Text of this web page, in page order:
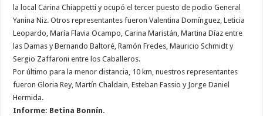
la local Carina Chiappetti y ocupó el tercer puesto de podio General
Yanina Niz. Otros representantes fueron Valentina Domínguez, Leticia
Leopardo, María Flavia Ocampo, Carina Maristán, Martina Díaz entre
las Damas y Bernando Baltoré, Ramón Fredes, Mauricio Schmidt y
Sergio Zaffaroni entre los Caballeros.
Por último para la menor distancia, 10 km, nuestros representantes
fueron Gloria Rey, Martín Chaldain, Esteban Fassio y Jorge Daniel
Hermida.
Informe: Betina Bonnín.